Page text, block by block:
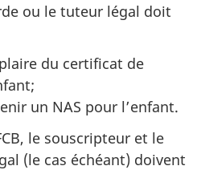
ou le tuteur légal doit
du certificat de
un NAS pour l’enfant.
le souscripteur et le
(le cas échéant) doivent